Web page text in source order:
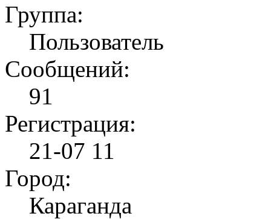
Группа:
Пользователь
Сообщений:
91
Регистрация:
21-07 11
Город:
Караганда